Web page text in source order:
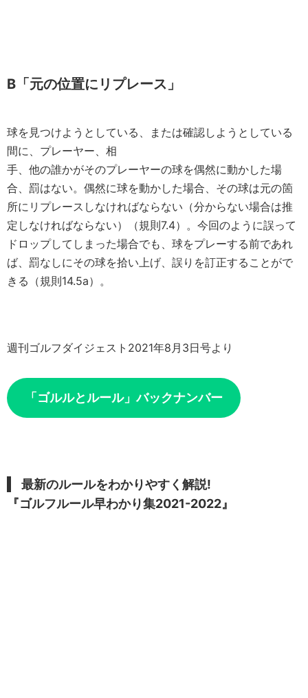
B「元の位置にリプレース」
球を見つけようとしている、または確認しようとしている
間に、プレーヤー、相
手、他の誰かがそのプレーヤーの球を偶然に動かした場
合、罰はない。偶然に球を動かした場合、その球は元の箇
所にリプレースしなければならない（分からない場合は推
定しなければならない）（規則7.4）。今回のように誤って
ドロップしてしまった場合でも、球をプレーする前であれ
ば、罰なしにその球を拾い上げ、誤りを訂正することがで
きる（規則14.5a）。
週刊ゴルフダイジェスト2021年8月3日号より
「ゴルルとルール」バックナンバー
最新のルールをわかりやすく解説!
『ゴルフルール早わかり集2021-2022』